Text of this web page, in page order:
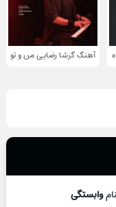
آهنگ گرشا رضایی من و تو
وابستگی